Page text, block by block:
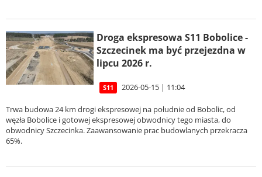
Droga ekspresowa S11 Bobolice -
Szczecinek ma być przejezdna w
lipcu 2026 r.
S11 2026-05-15 | 11:04
Trwa budowa 24 km drogi ekspresowej na południe od Bobolic, od
węzła Bobolice i gotowej ekspresowej obwodnicy tego miasta, do
obwodnicy Szczecinka. Zaawansowanie prac budowlanych przekracza
65%.